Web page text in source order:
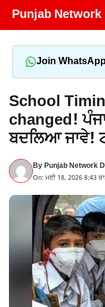
Skip
Punjab Network
Join
School
changed!
ਬਦਲਿਆ ਜਾਵੇ!
ByPunjab Network
On: ਮਈ 18, 2026 8:43